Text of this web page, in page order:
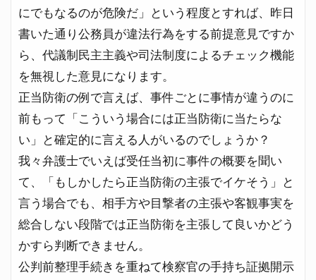
にでもなるのが危険だ」という程度とすれば、昨日
書いた通り公務員が違法行為をする前提意見ですか
ら、代議制民主主義や司法制度によるチェック機能
を無視した意見になります。
正当防衛の例で言えば、事件ごとに事情が違うのに
前もって「こういう場合には正当防衛に当たらな
い」と確定的に言える人がいるのでしょうか？
我々弁護士でいえば受任当初に事件の概要を聞い
て、「もしかしたら正当防衛の主張でイケそう」と
言う場合でも、相手方や目撃者の主張や客観事実を
総合しない段階では正当防衛を主張して良いかどう
かすら判断できません。
公判前整理手続きを重ねて検察官の手持ち証拠開示